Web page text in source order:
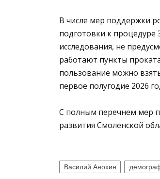
В числе мер поддержки
подготовки к процедуре
исследования, не
работают пункты
пользование можно
первое полугодие 2026
С полным перечнем мер
развития Смоленской
Василий Анохин